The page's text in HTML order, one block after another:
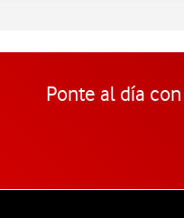
Ponte al día